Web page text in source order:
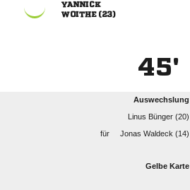

 
45'
Auswechslung
  
für
  
Gelbe Karte